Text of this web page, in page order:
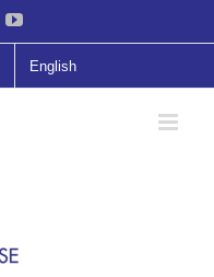
YouTube
English